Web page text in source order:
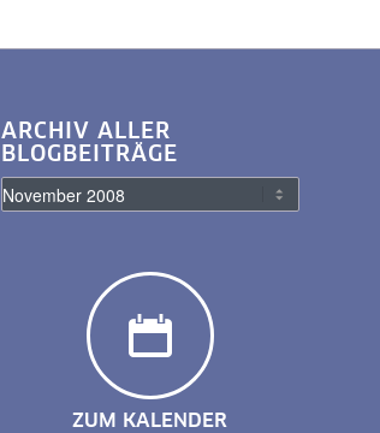
ARCHIV ALLER
BLOGBEITRÄGE
ZUM KALENDER